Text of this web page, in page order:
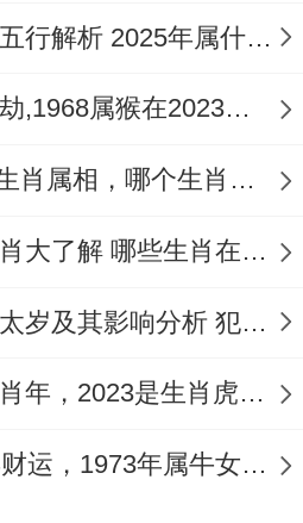
面是他们的通情达理、
、知足常乐的生活方
、参加音乐会、品尝美
好赞赏自由与自立！他
力。
2025年属什么命与五行解析 2025年属什么生肖五行属性是什么
1968年属猴最后一劫,1968属猴在2023劫数
三头六臂打一什么生肖属相，哪个生肖三头六臂
2025年犯太岁的生肖大了解 哪些生肖在2025年犯太岁
2025年哪个生肖犯太岁及其影响分析 犯太岁的生肖及化解方法解析
2023年是属什么生肖年，2023是生肖虎年还是兔年
73年属牛女2023年财运，1973年属牛女2023年每月运势怎样